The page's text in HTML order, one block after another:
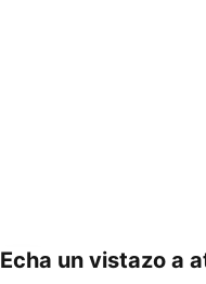
Echa un vistazo a